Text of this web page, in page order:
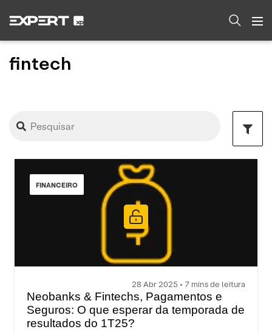
fintech
FINANCEIRO
28 Abr 2025 • 7 mins de leitura
Neobanks & Fintechs, Pagamentos e
Seguros: O que esperar da temporada de
resultados do 1T25?